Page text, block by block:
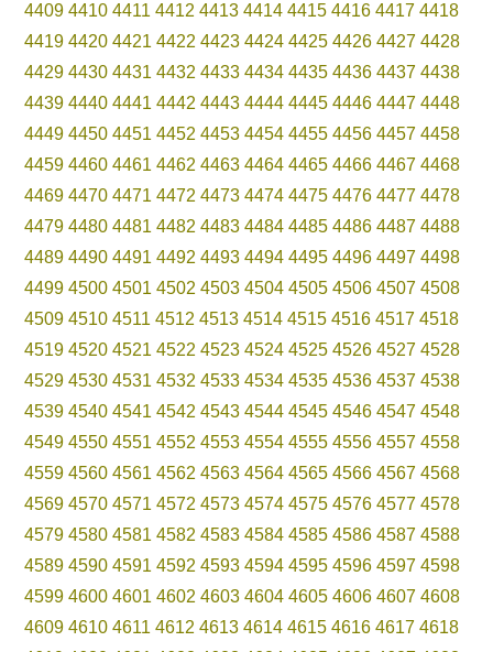
4409 4410 4411 4412 4413 4414 4415 4416 4417 4418
4419 4420 4421 4422 4423 4424 4425 4426 4427 4428
4429 4430 4431 4432 4433 4434 4435 4436 4437 4438
4439 4440 4441 4442 4443 4444 4445 4446 4447 4448
4449 4450 4451 4452 4453 4454 4455 4456 4457 4458
4459 4460 4461 4462 4463 4464 4465 4466 4467 4468
4469 4470 4471 4472 4473 4474 4475 4476 4477 4478
4479 4480 4481 4482 4483 4484 4485 4486 4487 4488
4489 4490 4491 4492 4493 4494 4495 4496 4497 4498
4499 4500 4501 4502 4503 4504 4505 4506 4507 4508
4509 4510 4511 4512 4513 4514 4515 4516 4517 4518
4519 4520 4521 4522 4523 4524 4525 4526 4527 4528
4529 4530 4531 4532 4533 4534 4535 4536 4537 4538
4539 4540 4541 4542 4543 4544 4545 4546 4547 4548
4549 4550 4551 4552 4553 4554 4555 4556 4557 4558
4559 4560 4561 4562 4563 4564 4565 4566 4567 4568
4569 4570 4571 4572 4573 4574 4575 4576 4577 4578
4579 4580 4581 4582 4583 4584 4585 4586 4587 4588
4589 4590 4591 4592 4593 4594 4595 4596 4597 4598
4599 4600 4601 4602 4603 4604 4605 4606 4607 4608
4609 4610 4611 4612 4613 4614 4615 4616 4617 4618